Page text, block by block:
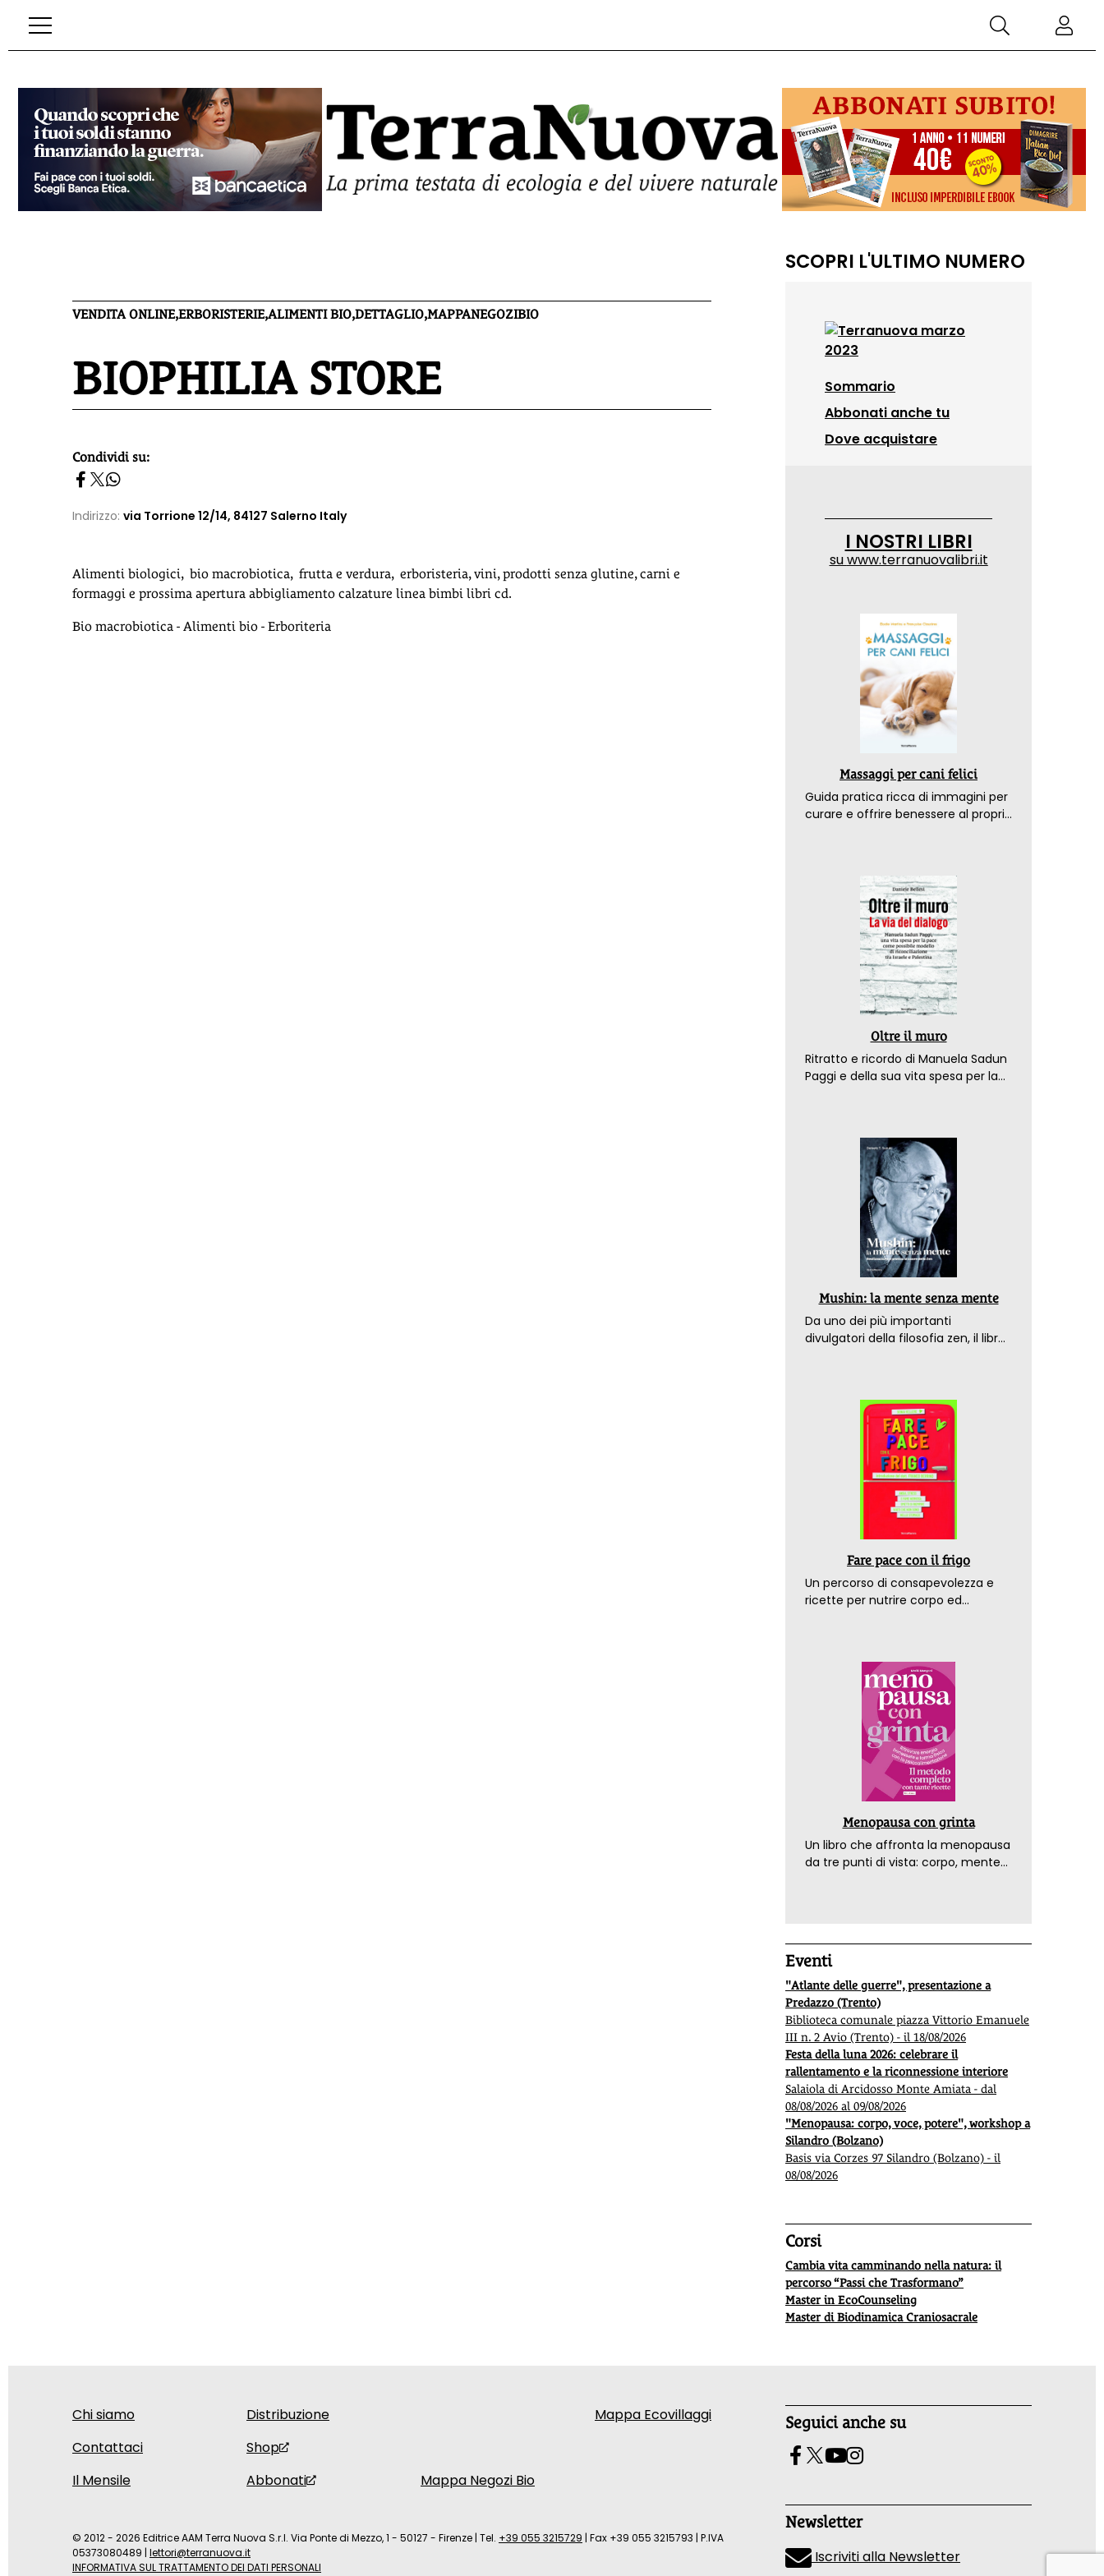
VENDITA ONLINE,ERBORISTERIE,ALIMENTI BIO,DETTAGLIO,MAPPANEGOZIBIO
BIOPHILIA STORE
homepage h2
Condividi su:
Indirizzo: via Torrione 12/14, 84127 Salerno Italy
Alimenti biologici, bio macrobiotica, frutta e verdura, erboristeria, vini, prodotti senza glutine, carni e
formaggi e prossima apertura abbigliamento calzature linea bimbi libri cd.
Bio macrobiotica - Alimenti bio - Erboriteria
SCOPRI L'ULTIMO NUMERO
Sommario
Abbonati anche tu
Dove acquistare
I NOSTRI LIBRI
suwww.terranuovalibri.it
Massaggi per cani felici
Guida pratica ricca di immagini per
curare e offrire benessere al proprio
Oltre il muro
Ritratto e ricordo di Manuela Sadun
Paggi e della sua vita spesa per la
Mushin: la mente senza mente
Da uno dei più importanti
divulgatori della filosofia zen, il libro
Fare pace con il frigo
Un percorso di consapevolezza e
ricette per nutrire corpo ed
Menopausa con grinta
Un libro che affronta la menopausa
da tre punti di vista: corpo, mente
Eventi
"Atlante delle guerre", presentazione a
Predazzo (Trento)
Biblioteca comunale piazza Vittorio Emanuele
III n. 2 Avio (Trento) - il 18/08/2026
Festa della luna 2026: celebrare il
rallentamento e la riconnessione interiore
Salaiola di Arcidosso Monte Amiata - dal
08/08/2026 al 09/08/2026
"Menopausa: corpo, voce, potere", workshop a
Silandro (Bolzano)
Basis via Corzes 97 Silandro (Bolzano) - il
08/08/2026
Corsi
Cambia vita camminando nella natura: il
percorso “Passi che Trasformano”
Master in EcoCounseling
Master di Biodinamica Craniosacrale
Chi siamo
Contattaci
Il Mensile
Distribuzione
Shop
Abbonati
Mappa Negozi Bio
Mappa Ecovillaggi Seguici anche su
Newsletter
Iscriviti alla Newsletter
© 2012 - 2026 Editrice AAM Terra Nuova S.r.l. Via Ponte di Mezzo, 1 - 50127 - Firenze | Tel. +39 055 3215729 | Fax +39 055 3215793 | P.IVA
05373080489 | lettori@terranuova.it
INFORMATIVA SUL TRATTAMENTO DEI DATI PERSONALI